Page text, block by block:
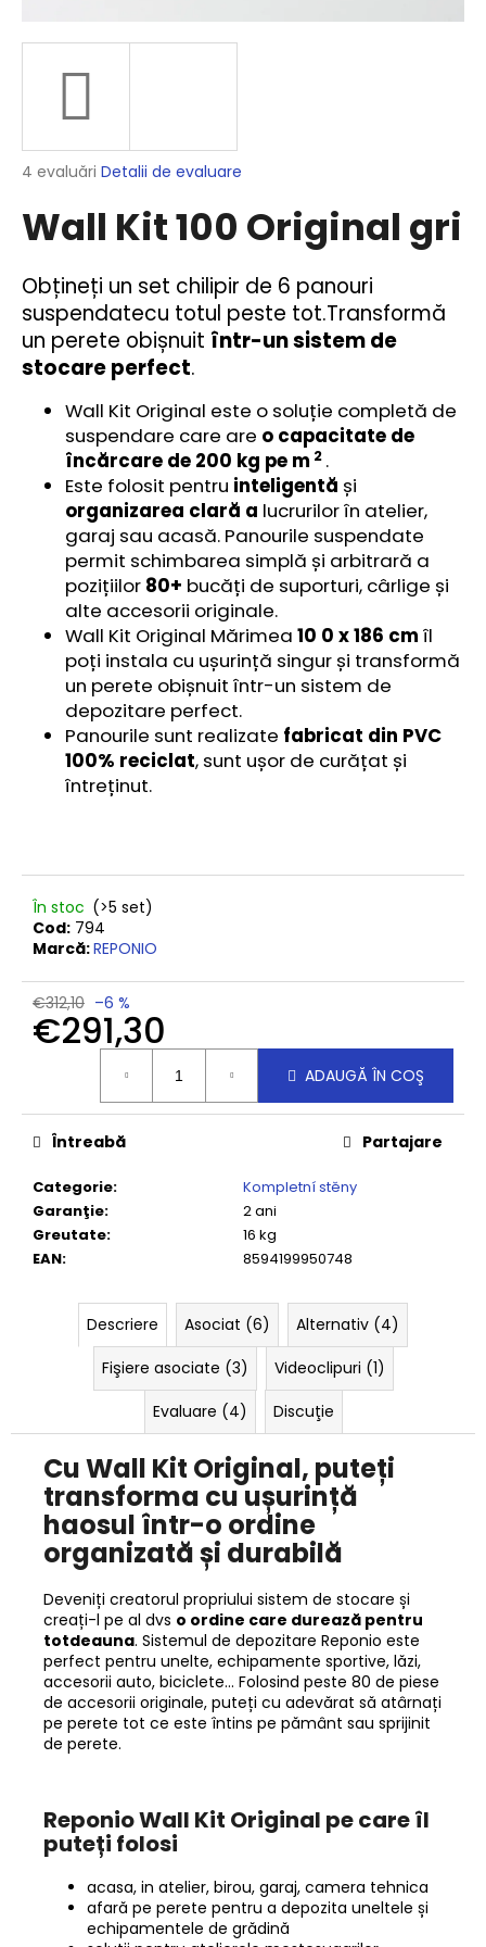
Evaluarea
a
produsului
5,0
din
5
stele.
4 evaluări Detalii de evaluare
Wall Kit 100 Original gri
Obțineți un set chilipir de 6 panouri
suspendatecu totul peste tot.Transformă
un perete obișnuit într-un sistem de
stocare perfect.
Wall Kit Original este o soluție completă de
suspendare care are o capacitate de
încărcare de 200 kg pe m 2 .
Este folosit pentru inteligentă și
organizarea clară a lucrurilor în atelier,
garaj sau acasă. Panourile suspendate
permit schimbarea simplă și arbitrară a
pozițiilor 80+ bucăți de suporturi, cârlige și
alte accesorii originale.
Wall Kit Original Mărimea 10 0 x 186 cm îl
poți instala cu ușurință singur și transformă
un perete obișnuit într-un sistem de
depozitare perfect.
Panourile sunt realizate fabricat din PVC
100% reciclat, sunt ușor de curățat și
întreținut.
În stoc (>5 set)
Cod: 794
Marcă:REPONIO
€312,10 –6 %
€291,30
ADAUGĂ ÎN COŞ
Categorie:
Kompletní stěny
Garanţie:
2 ani
Greutate:
16 kg
EAN: 8594199950748
Întreabă Partajare
Descriere Asociat (6)
Alternativ (4)
Fişiere asociate (3)
Videoclipuri (1)
Evaluare (4)
Discuţie
CuWall Kit Original, puteți
transforma cu ușurință
haosul într-o ordine
organizată și durabilă
Deveniți creatorul propriului sistem de stocare și
creați-l pe al dvs o ordine care durează pentru
totdeauna. Sistemul de depozitare Reponio este
perfect pentru unelte, echipamente sportive, lăzi,
accesorii auto, biciclete... Folosind peste 80 de piese
de accesorii originale, puteți cu adevărat să atârnați
pe perete tot ce este întins pe pământ sau sprijinit
de perete.
ReponioWall Kit Original pe care îl
puteți folosi
acasa, in atelier, birou, garaj, camera tehnica
afară pe perete pentru a depozita uneltele și
echipamentele de grădină
e
o
m
n
d
ă
m
COȘ
VIDULA
ADÂNCIME
€37,10